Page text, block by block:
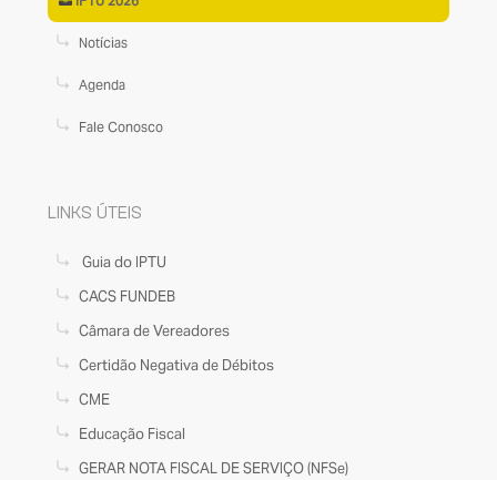
Notícias
Agenda
Fale Conosco
LINKS ÚTEIS
Guia do IPTU
CACS FUNDEB
Câmara de Vereadores
Certidão Negativa de Débitos
CME
Educação Fiscal
GERAR NOTA FISCAL DE SERVIÇO (NFSe)